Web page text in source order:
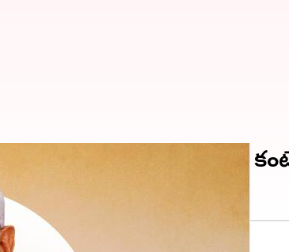
దేశం కంటే, ప్రజల